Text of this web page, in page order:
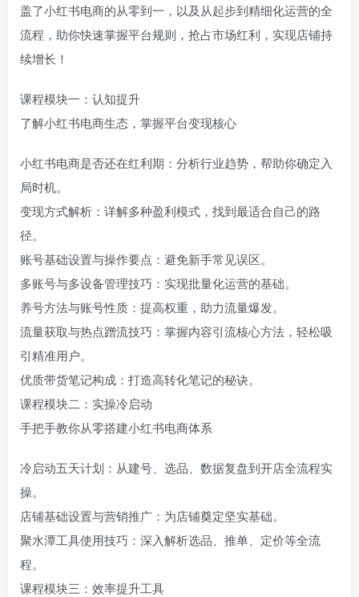
盖了小红书电商的从零到一，以及从起步到精细化运营的全
流程，助你快速掌握平台规则，抢占市场红利，实现店铺持
续增长！
课程模块一：认知提升
了解小红书电商生态，掌握平台变现核心
小红书电商是否还在红利期：分析行业趋势，帮助你确定入
局时机。
变现方式解析：详解多种盈利模式，找到最适合自己的路
径。
账号基础设置与操作要点：避免新手常见误区。
多账号与多设备管理技巧：实现批量化运营的基础。
养号方法与账号性质：提高权重，助力流量爆发。
流量获取与热点蹭流技巧：掌握内容引流核心方法，轻松吸
引精准用户。
优质带货笔记构成：打造高转化笔记的秘诀。
课程模块二：实操冷启动
手把手教你从零搭建小红书电商体系
冷启动五天计划：从建号、选品、数据复盘到开店全流程实
操。
店铺基础设置与营销推广：为店铺奠定坚实基础。
聚水潭工具使用技巧：深入解析选品、推单、定价等全流
程。
课程模块三：效率提升工具